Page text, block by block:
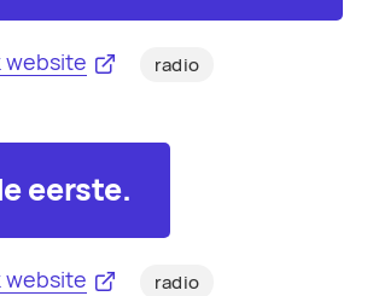
website radio
eerste.
website radio